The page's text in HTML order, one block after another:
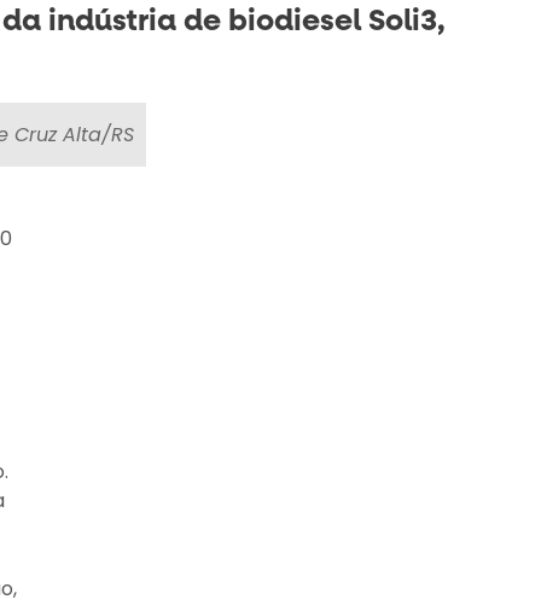
indústria de biodiesel Soli3,
Cruz Alta/RS